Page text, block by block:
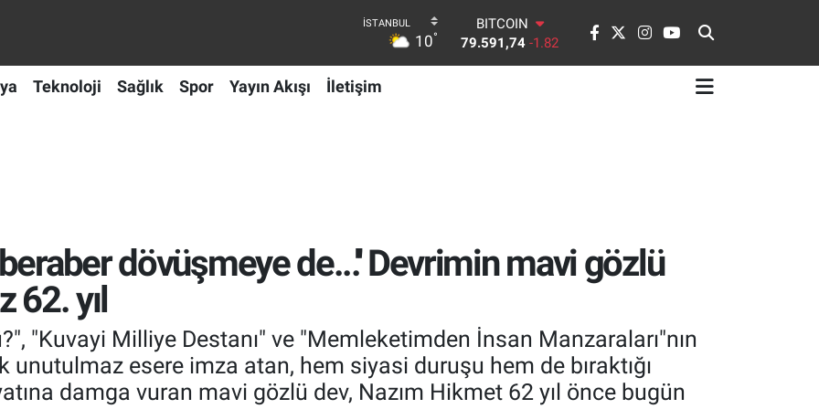
10°
79.591,74
-1.82
DOLAR
45,43620 0.02
Teknoloji Sağlık Spor Yayın Akışı İletişim
dövüşmeye de...'' Devrimin mavi gözlü
62. yıl
"Kuvayi Milliye Destanı" ve "Memleketimden İnsan Manzaraları"nın
unutulmaz esere imza atan, hem siyasi duruşu hem de bıraktığı
damga vuran mavi gözlü dev, Nazım Hikmet 62 yıl önce bugün